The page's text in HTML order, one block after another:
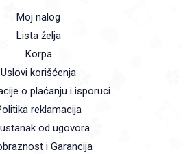
Moj nalog
Lista želja
Korpa
Uslovi korišćenja
o plaćanju i isporuci
reklamacija
od ugovora
i Garancija